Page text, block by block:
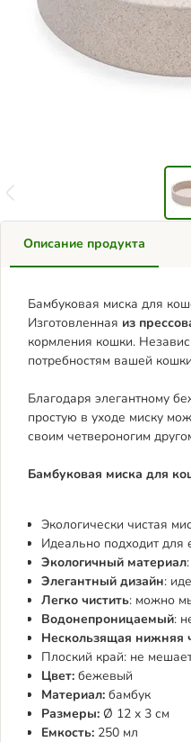
Описание продукта
Бамбуковая миска для
Изготовленная из
кормления кошки.
потребностям вашей
Благодаря элегантному
простую в уходе миску
своим четвероногим
Бамбуковая миска для
Экологически чистая
Идеально подходит для
Экологичный материал
Элегантный дизайн:
Легко чистить: можно
Водонепроницаемый:
Нескользящая нижняя
Плоский край: не
Цвет: бежевый
Материал: бамбук
Размеры: Ø 12 x 3 см
Емкость: 250 мл